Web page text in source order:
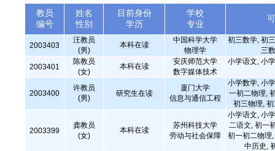
教员
编号
姓名
性别
目前身份
学历
学校
专业
2003403
汪教员
(男)
本科在读
中国科学大学
物理学
初三数学, 初
三
2003401
陈教员
(女)
本科在读
安庆师范大学
数字媒体技术
小学语文, 小
2003400
许教员
(男)
研究生在读
厦门大学
信息与通信工程
小学数学, 小
一初二物理,
初三物理,
2003399
龚教员
(女)
本科在读
苏州科技大学
劳动与社会保障
小学语文, 小
二语文, 初一
初一初二物理
中历史,